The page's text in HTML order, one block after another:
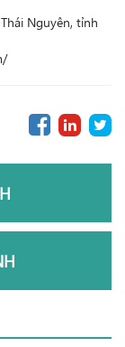
Nguyên, tỉnh